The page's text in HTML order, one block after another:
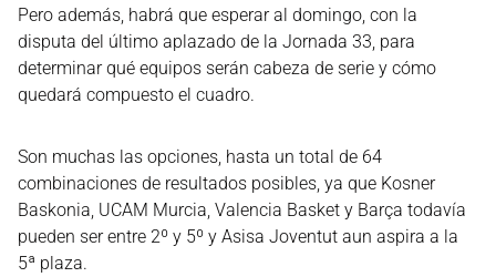
Pero además, habrá que esperar al domingo, con la
disputa del último aplazado de la Jornada 33, para
determinar qué equipos serán cabeza de serie y cómo
quedará compuesto el cuadro.
Son muchas las opciones, hasta un total de 64
combinaciones de resultados posibles, ya que Kosner
Baskonia, UCAM Murcia, Valencia Basket y Barça todavía
pueden ser entre 2º y 5º y Asisa Joventut aun aspira a la
5ª plaza.